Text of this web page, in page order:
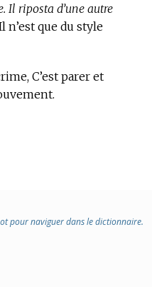
Il riposta d’une autre
n’est que du style
C’est parer et
pour naviguer dans le dictionnaire.